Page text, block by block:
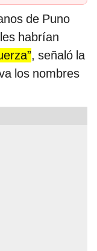
de Puno
habrían
, señaló la
los nombres